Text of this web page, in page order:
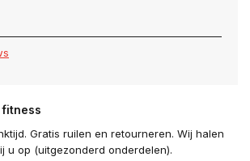
fitness
Gratis ruilen en retourneren. Wij halen
u op (uitgezonderd onderdelen).